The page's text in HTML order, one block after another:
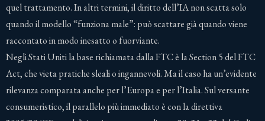
quel trattamento. In altri termini, il diritto dell’IA non scatta solo
quando il modello “funziona male”: può scattare già quando viene
raccontato in modo inesatto o fuorviante.
Negli Stati Uniti la base richiamata dalla FTC è la Section 5 del FTC
Act, che vieta pratiche sleali o ingannevoli. Ma il caso ha un’evidente
rilevanza comparata anche per l’Europa e per l’Italia. Sul versante
consumeristico, il parallelo più immediato è con la direttiva